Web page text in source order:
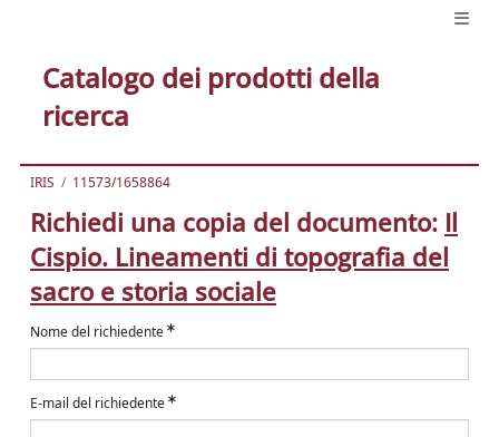
Catalogo dei prodotti della
ricerca
IRIS 11573/1658864
Richiedi una copia del documento: Il
Cispio. Lineamenti di topografia del
sacro e storia sociale
Nome del richiedente
E-mail del richiedente